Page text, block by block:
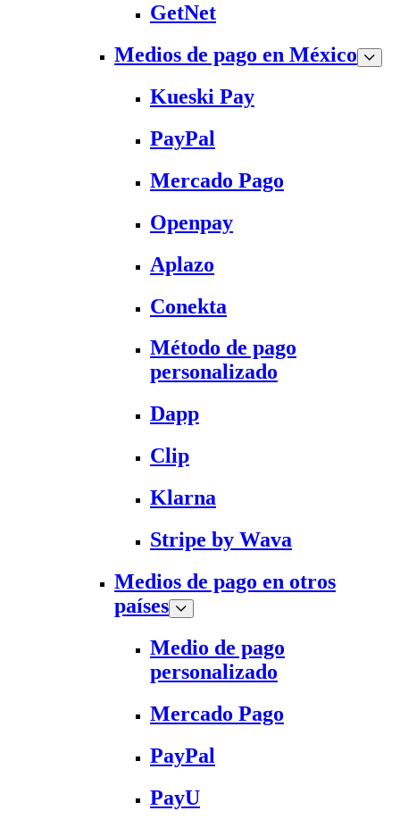
GetNet
Medios de pago en México
Kueski Pay
PayPal
Mercado Pago
Openpay
Aplazo
Conekta
Método de pago
personalizado
Dapp
Clip
Klarna
Stripe by Wava
Medios de pago en otros
países
Medio de pago
personalizado
Mercado Pago
PayPal
PayU